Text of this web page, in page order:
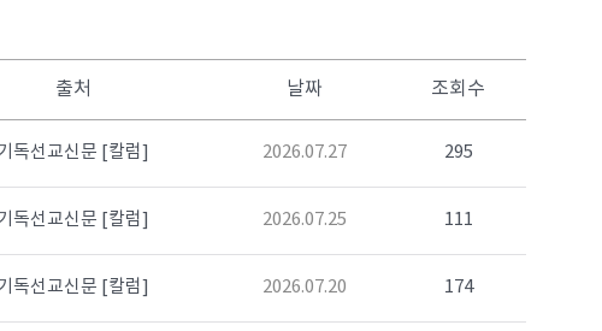
출처 날짜 조회수
독선교신문 [칼럼] 2026.07.27 295
독선교신문 [칼럼] 2026.07.25 111
독선교신문 [칼럼] 2026.07.20 174